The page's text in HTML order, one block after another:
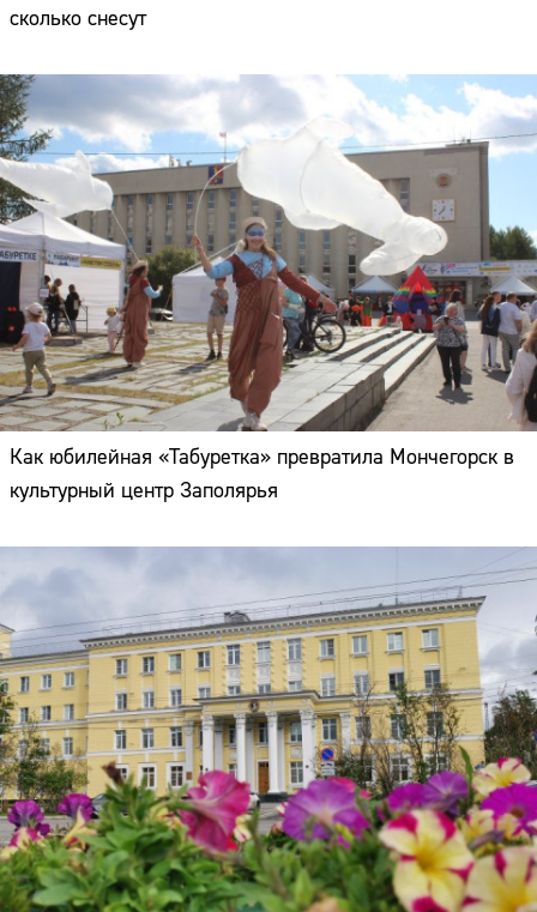
сколько снесут
Как юбилейная «Табуретка» превратила Мончегорск в
культурный центр Заполярья